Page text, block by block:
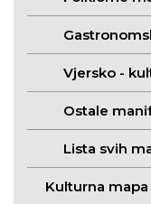
Vjersko -
Ostale
Lista svih
Kulturna mapa